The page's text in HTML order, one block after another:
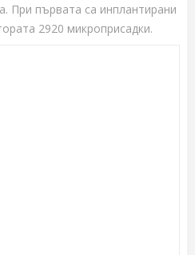
При първата са инплантирани
2920 микроприсадки.